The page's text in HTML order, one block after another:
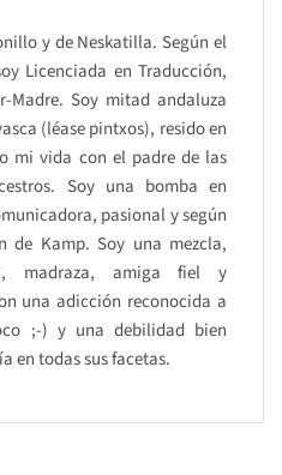
y de Neskatilla. Según el
Licenciada en Traducción,
Madre. Soy mitad andaluza
(léase pintxos), resido en
mi vida con el padre de las
Soy una bomba en
pasional y según
de Kamp. Soy una mezcla,
madraza, amiga fiel y
una adicción reconocida a
;-) y una debilidad bien
en todas sus facetas.